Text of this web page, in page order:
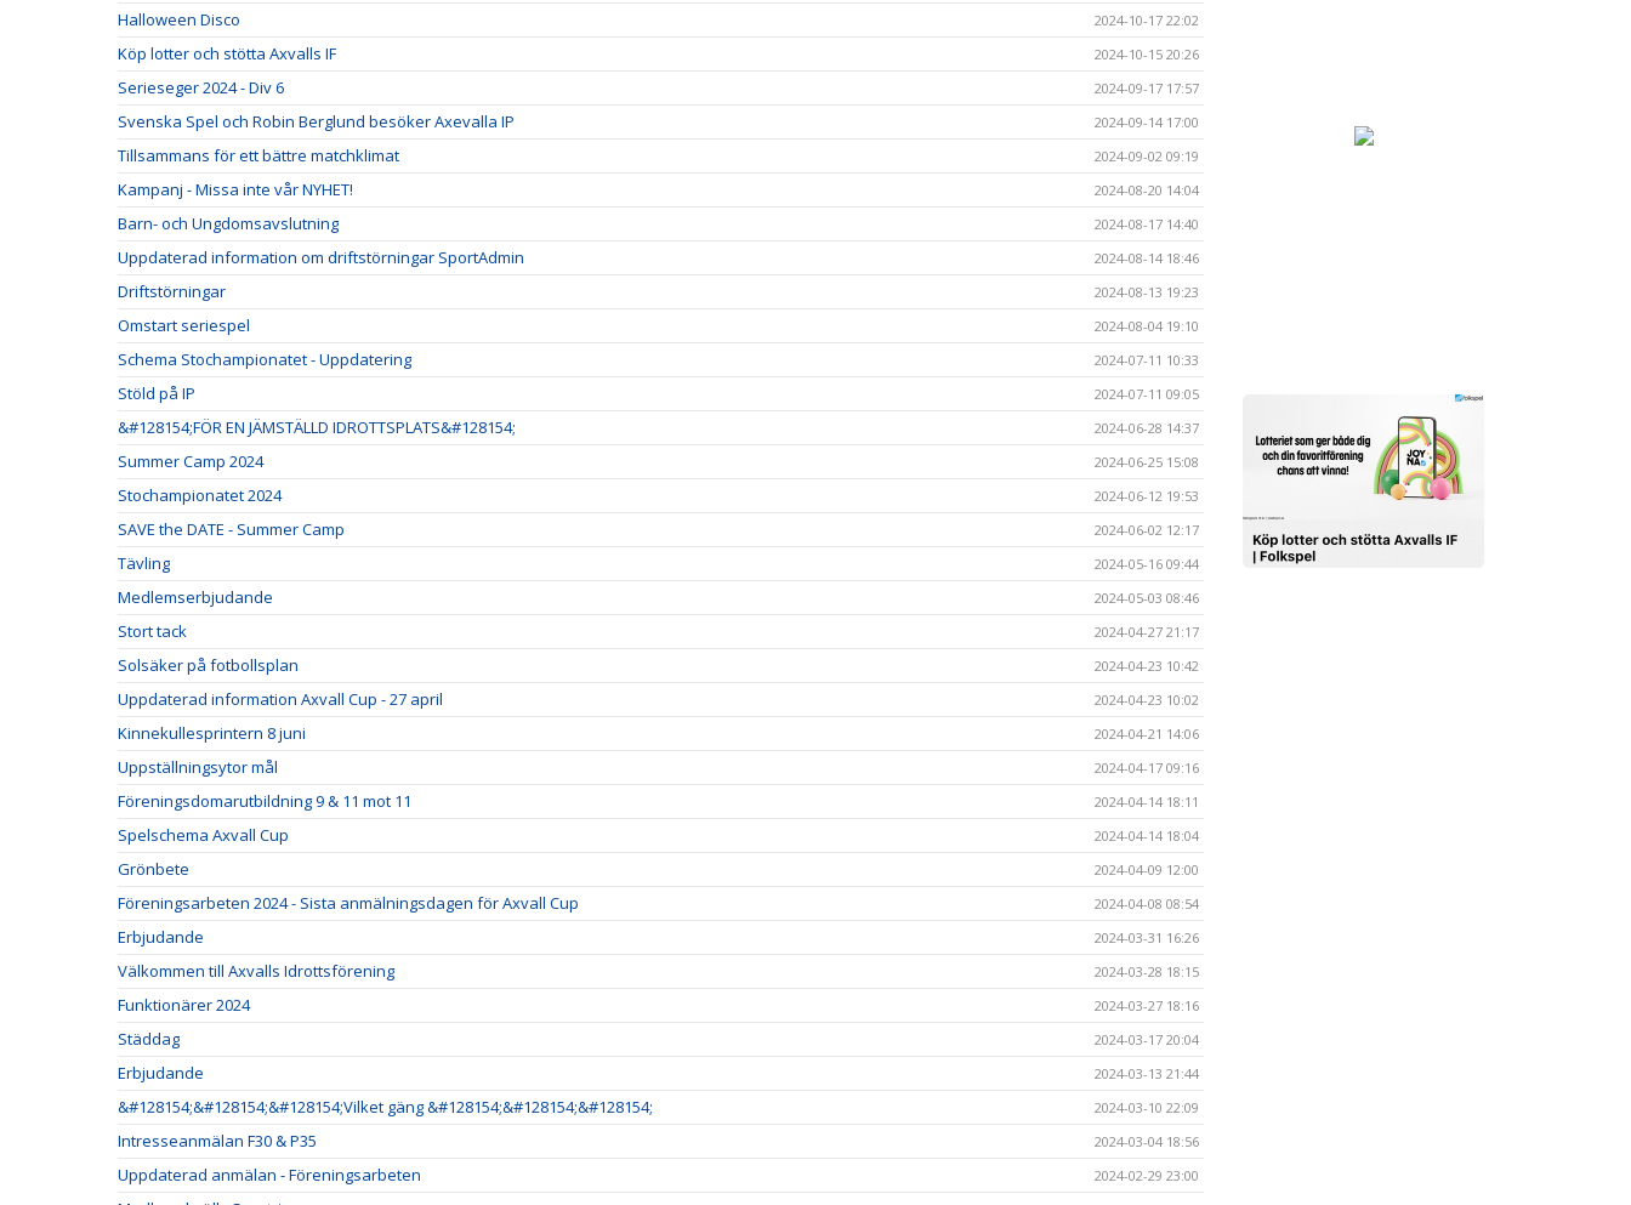
Halloween Disco 2024-10-17 22:02
Köp lotter och stötta Axvalls IF 2024-10-15 20:26
Serieseger 2024 - Div 6 2024-09-17 17:57
Svenska Spel och Robin Berglund besöker Axevalla IP 2024-09-14 17:00
Tillsammans för ett bättre matchklimat 2024-09-02 09:19
Kampanj - Missa inte vår NYHET! 2024-08-20 14:04
Barn- och Ungdomsavslutning 2024-08-17 14:40
Uppdaterad information om driftstörningar SportAdmin 2024-08-14 18:46
Driftstörningar 2024-08-13 19:23
Omstart seriespel 2024-08-04 19:10
Schema Stochampionatet - Uppdatering 2024-07-11 10:33
Stöld på IP 2024-07-11 09:05
&#128154;FÖR EN JÄMSTÄLLD IDROTTSPLATS&#128154; 2024-06-28 14:37
Summer Camp 2024 2024-06-25 15:08
Stochampionatet 2024 2024-06-12 19:53
SAVE the DATE - Summer Camp 2024-06-02 12:17
Tävling 2024-05-16 09:44
Medlemserbjudande 2024-05-03 08:46
Stort tack 2024-04-27 21:17
Solsäker på fotbollsplan 2024-04-23 10:42
Uppdaterad information Axvall Cup - 27 april 2024-04-23 10:02
Kinnekullesprintern 8 juni 2024-04-21 14:06
Uppställningsytor mål 2024-04-17 09:16
Föreningsdomarutbildning 9 & 11 mot 11 2024-04-14 18:11
Spelschema Axvall Cup 2024-04-14 18:04
Grönbete 2024-04-09 12:00
Föreningsarbeten 2024 - Sista anmälningsdagen för Axvall Cup 2024-04-08 08:54
Erbjudande 2024-03-31 16:26
Välkommen till Axvalls Idrottsförening 2024-03-28 18:15
Funktionärer 2024 2024-03-27 18:16
Städdag 2024-03-17 20:04
Erbjudande 2024-03-13 21:44
&#128154;&#128154;&#128154;Vilket gäng &#128154;&#128154;&#128154; 2024-03-10 22:09
Intresseanmälan F30 & P35 2024-03-04 18:56
Uppdaterad anmälan - Föreningsarbeten 2024-02-29 23:00